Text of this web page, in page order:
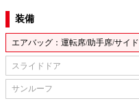
装備
エアバッグ：運転席/助手席/サイド
スライドドア
サンルーフ